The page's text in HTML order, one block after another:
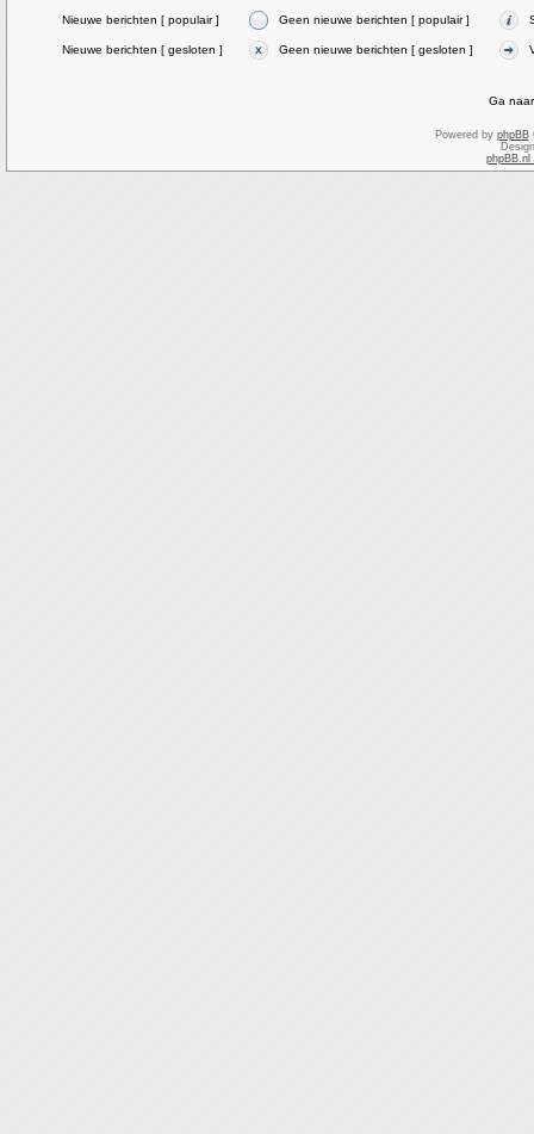
Nieuwe berichten [ populair ] Geen nieuwe berichten [ populair ]
Nieuwe berichten [ gesloten ] Geen nieuwe berichten [ gesloten ]
Ga
Powered by phpBB
phpBB.nl